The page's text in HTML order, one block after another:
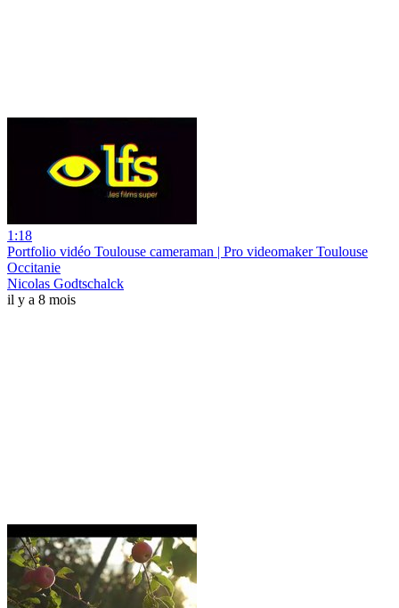
1:18
Portfolio vidéo Toulouse cameraman | Pro videomaker Toulouse
Occitanie
Nicolas Godtschalck
il y a 8 mois